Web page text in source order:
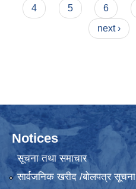
4
5 6
next ›
Notices
सूचना तथा समाचार
सार्वजनिक खरीद /बोलपत्र सूचना